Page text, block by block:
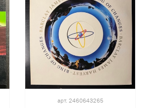
арт. 2460643265